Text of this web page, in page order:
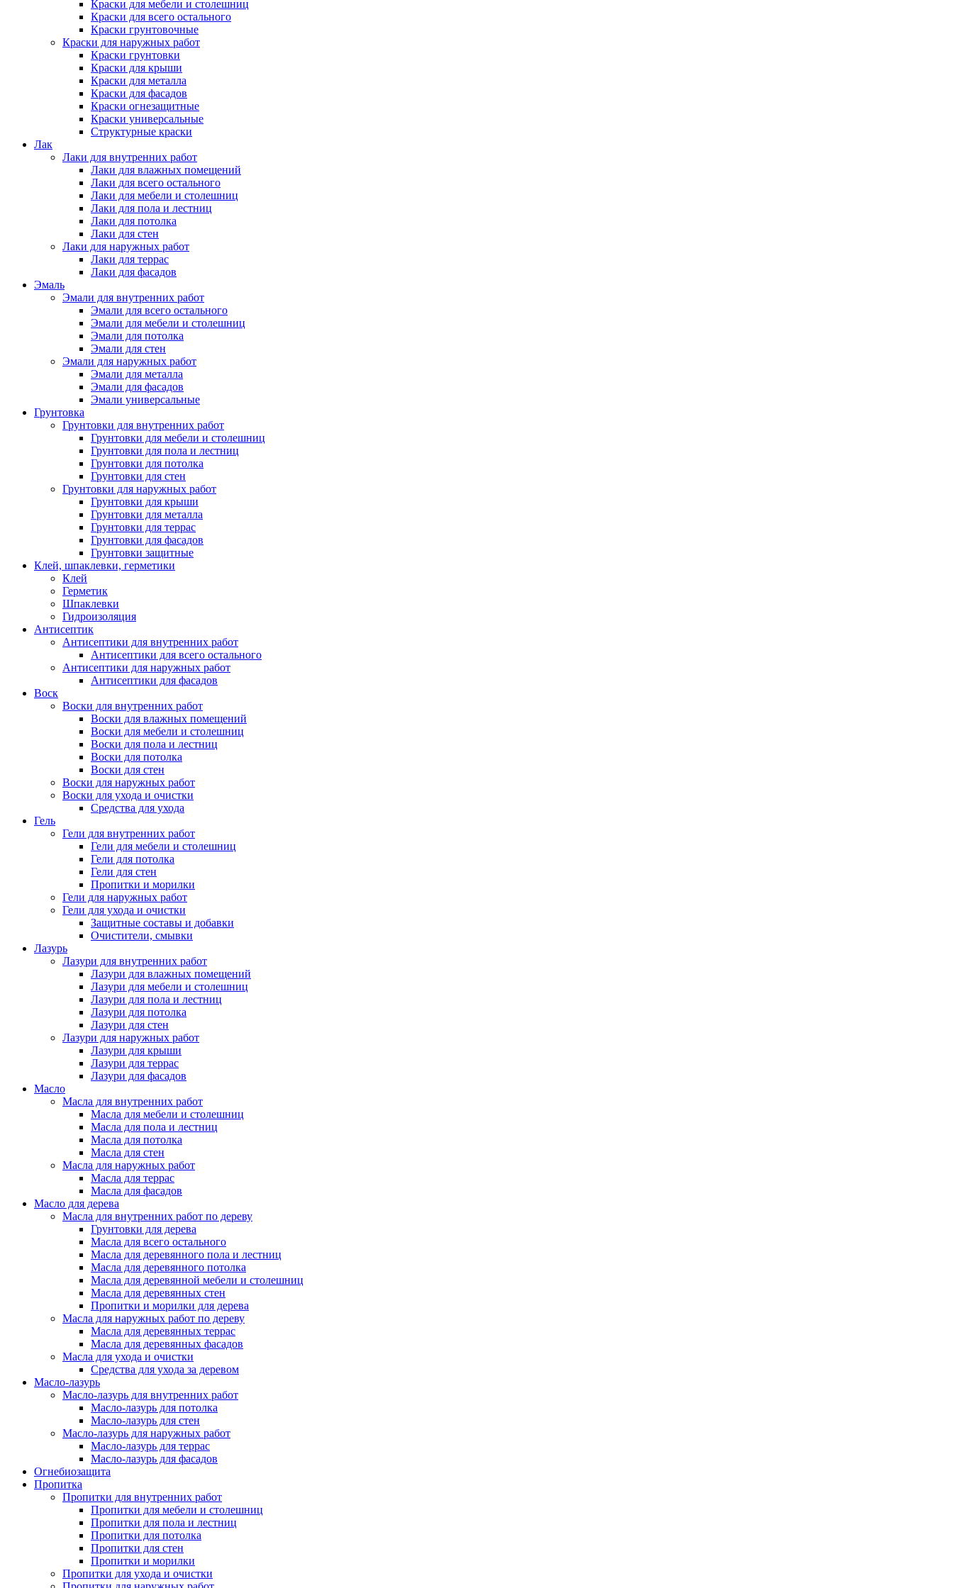
Краски для мебели и столешниц
Краски для всего остального
Краски грунтовочные
Краски для наружных работ
Краски грунтовки
Краски для крыши
Краски для металла
Краски для фасадов
Краски огнезащитные
Краски универсальные
Структурные краски
Лак
Лаки для внутренних работ
Лаки для влажных помещений
Лаки для всего остального
Лаки для мебели и столешниц
Лаки для пола и лестниц
Лаки для потолка
Лаки для стен
Лаки для наружных работ
Лаки для террас
Лаки для фасадов
Эмаль
Эмали для внутренних работ
Эмали для всего остального
Эмали для мебели и столешниц
Эмали для потолка
Эмали для стен
Эмали для наружных работ
Эмали для металла
Эмали для фасадов
Эмали универсальные
Грунтовка
Грунтовки для внутренних работ
Грунтовки для мебели и столешниц
Грунтовки для пола и лестниц
Грунтовки для потолка
Грунтовки для стен
Грунтовки для наружных работ
Грунтовки для крыши
Грунтовки для металла
Грунтовки для террас
Грунтовки для фасадов
Грунтовки защитные
Клей, шпаклевки, герметики
Клей
Герметик
Шпаклевки
Гидроизоляция
Антисептик
Антисептики для внутренних работ
Антисептики для всего остального
Антисептики для наружных работ
Антисептики для фасадов
Воск
Воски для внутренних работ
Воски для влажных помещений
Воски для мебели и столешниц
Воски для пола и лестниц
Воски для потолка
Воски для стен
Воски для наружных работ
Воски для ухода и очистки
Средства для ухода
Гель
Гели для внутренних работ
Гели для мебели и столешниц
Гели для потолка
Гели для стен
Пропитки и морилки
Гели для наружных работ
Гели для ухода и очистки
Защитные составы и добавки
Очистители, смывки
Лазурь
Лазури для внутренних работ
Лазури для влажных помещений
Лазури для мебели и столешниц
Лазури для пола и лестниц
Лазури для потолка
Лазури для стен
Лазури для наружных работ
Лазури для крыши
Лазури для террас
Лазури для фасадов
Масло
Масла для внутренних работ
Масла для мебели и столешниц
Масла для пола и лестниц
Масла для потолка
Масла для стен
Масла для наружных работ
Масла для террас
Масла для фасадов
Масло для дерева
Масла для внутренних работ по дереву
Грунтовки для дерева
Масла для всего остального
Масла для деревянного пола и лестниц
Масла для деревянного потолка
Масла для деревянной мебели и столешниц
Масла для деревянных стен
Пропитки и морилки для дерева
Масла для наружных работ по дереву
Масла для деревянных террас
Масла для деревянных фасадов
Масла для ухода и очистки
Средства для ухода за деревом
Масло-лазурь
Масло-лазурь для внутренних работ
Масло-лазурь для потолка
Масло-лазурь для стен
Масло-лазурь для наружных работ
Масло-лазурь для террас
Масло-лазурь для фасадов
Огнебиозащита
Пропитка
Пропитки для внутренних работ
Пропитки для мебели и столешниц
Пропитки для пола и лестниц
Пропитки для потолка
Пропитки для стен
Пропитки и морилки
Пропитки для ухода и очистки